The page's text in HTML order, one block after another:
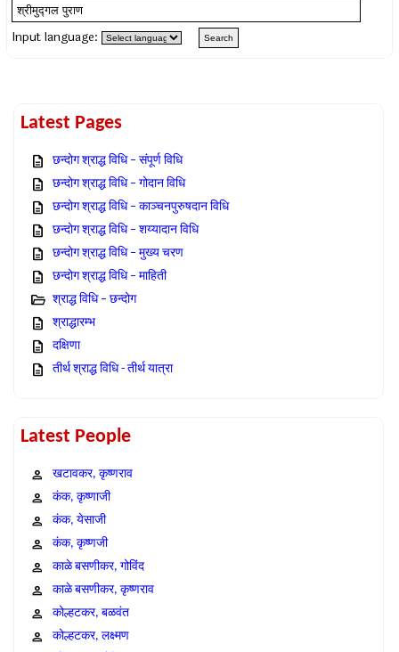
Input language:
Latest Pages
छन्दोग श्राद्ध विधि – संपूर्ण विधि
छन्दोग श्राद्ध विधि – गोदान विधि
छन्दोग श्राद्ध विधि – काञ्चनपुरुषदान विधि
छन्दोग श्राद्ध विधि – शय्यादान विधि
छन्दोग श्राद्ध विधि – मुख्य चरण
छन्दोग श्राद्ध विधि – माहिती
श्राद्ध विधि – छन्दोग
श्राद्धारम्भ
दक्षिणा
तीर्थ श्राद्ध विधि - तीर्थ यात्रा
Latest People
खटावकर, कृष्णराव
कंक, कृष्णाजी
कंक, येसाजी
कंक, कृष्णजी
काळे बसणीकर, गोविंद
काळे बसणीकर, कृष्णराव
कोल्हटकर, बळवंत
कोल्हटकर, लक्ष्मण